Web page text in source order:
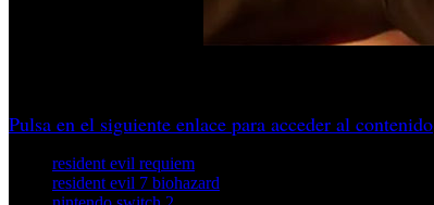
Pulsa en el siguiente enlace para acceder al contenido
resident evil requiem
resident evil 7 biohazard